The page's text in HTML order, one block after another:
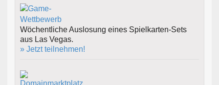
Wöchentliche Auslosung eines Spielkarten-Sets
aus Las Vegas.
» Jetzt teilnehmen!